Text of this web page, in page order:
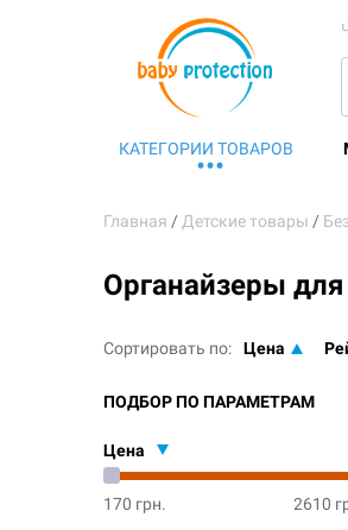
КАТЕГОРИИ ТОВАРОВ
Главная Детские товары
Органайзеры
Сортировать по: Цена
ПОДБОР ПО ПАРАМЕТРАМ
Цена
170 грн. 2610